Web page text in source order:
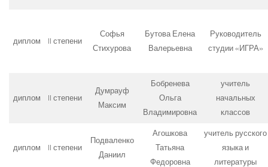
диплом II степени
Софья
Стихурова
Бутова Елена
Валерьевна
Руководитель
студии «ИГРА»
диплом II степени
Думрауф
Максим
Бобренева
Ольга
Владимировна
учитель
начальных
классов
диплом II степени
Подваленко
Даниил
Агошкова
Татьяна
Федоровна
учитель русского
языка и
литературы